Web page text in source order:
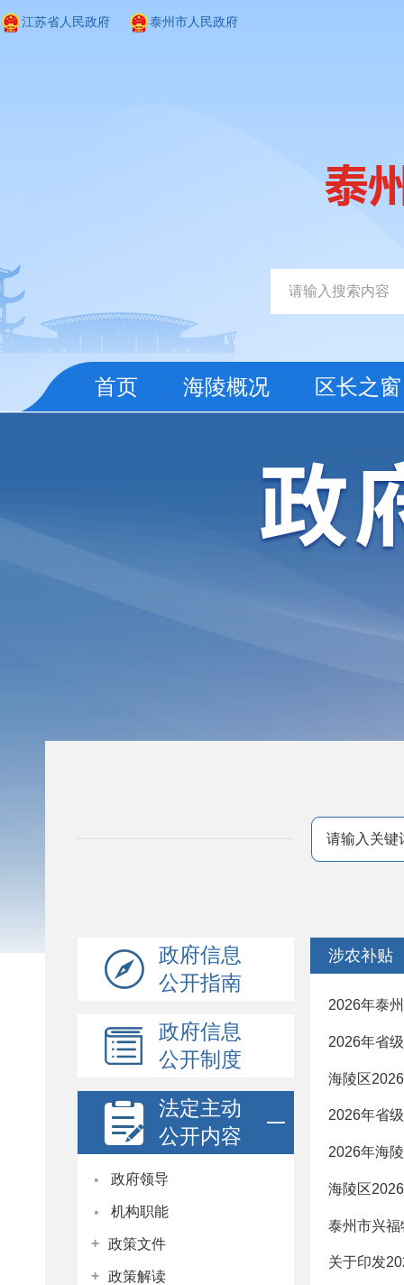
江苏省人民政府 泰州市人民政府
首页 海陵概况 区长之窗
政府信息
公开指南
政府信息
公开制度
法定主动
公开内容
· 政府领导
· 机构职能
+ 政策文件
+ 政策解读
涉农补贴
2026年泰
2026年省
海陵区
2026年省
2026年海
海陵区
泰州市兴
关于印发